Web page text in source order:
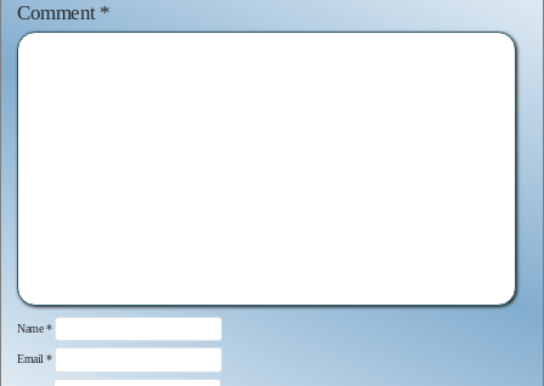
Comment *
Name*
Email*